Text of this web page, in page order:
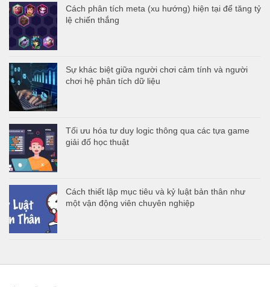
Cách phân tích meta (xu hướng) hiện tại để tăng tỷ
lệ chiến thắng
Sự khác biệt giữa người chơi cảm tính và người
chơi hệ phân tích dữ liệu
Tối ưu hóa tư duy logic thông qua các tựa game
giải đố học thuật
Cách thiết lập mục tiêu và kỷ luật bản thân như
một vận động viên chuyên nghiệp